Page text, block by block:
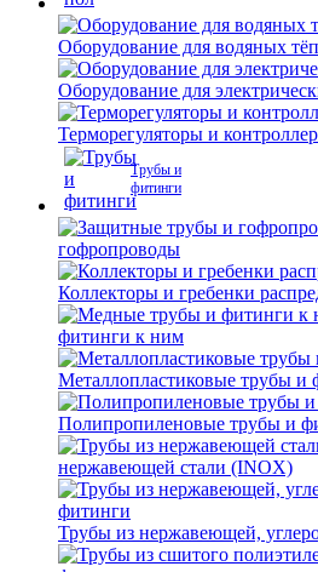
Оборудование для водяных
Оборудование для
Терморегуляторы и
Трубы и
фитинги
гофропроводы
Коллекторы и гребенки
фитинги к ним
Металлопластиковые трубы
Полипропиленовые трубы и
нержавеющей стали (INOX)
Трубы из нержавеющей,